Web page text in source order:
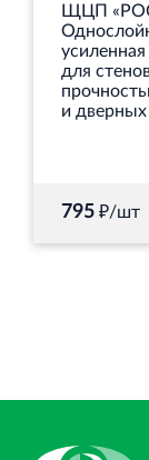
ЩЦП
для
и
795 ₽/шт